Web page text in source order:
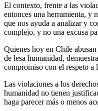
El contexto, frente a las
entonces una herramienta, y
que nos ayuda a analizar y
complejo, y no una excusa
Quienes hoy en Chile
de lesa humanidad,
compromiso con el respeto a
Las violaciones a los
humanidad no tienen
haga parecer más o menos